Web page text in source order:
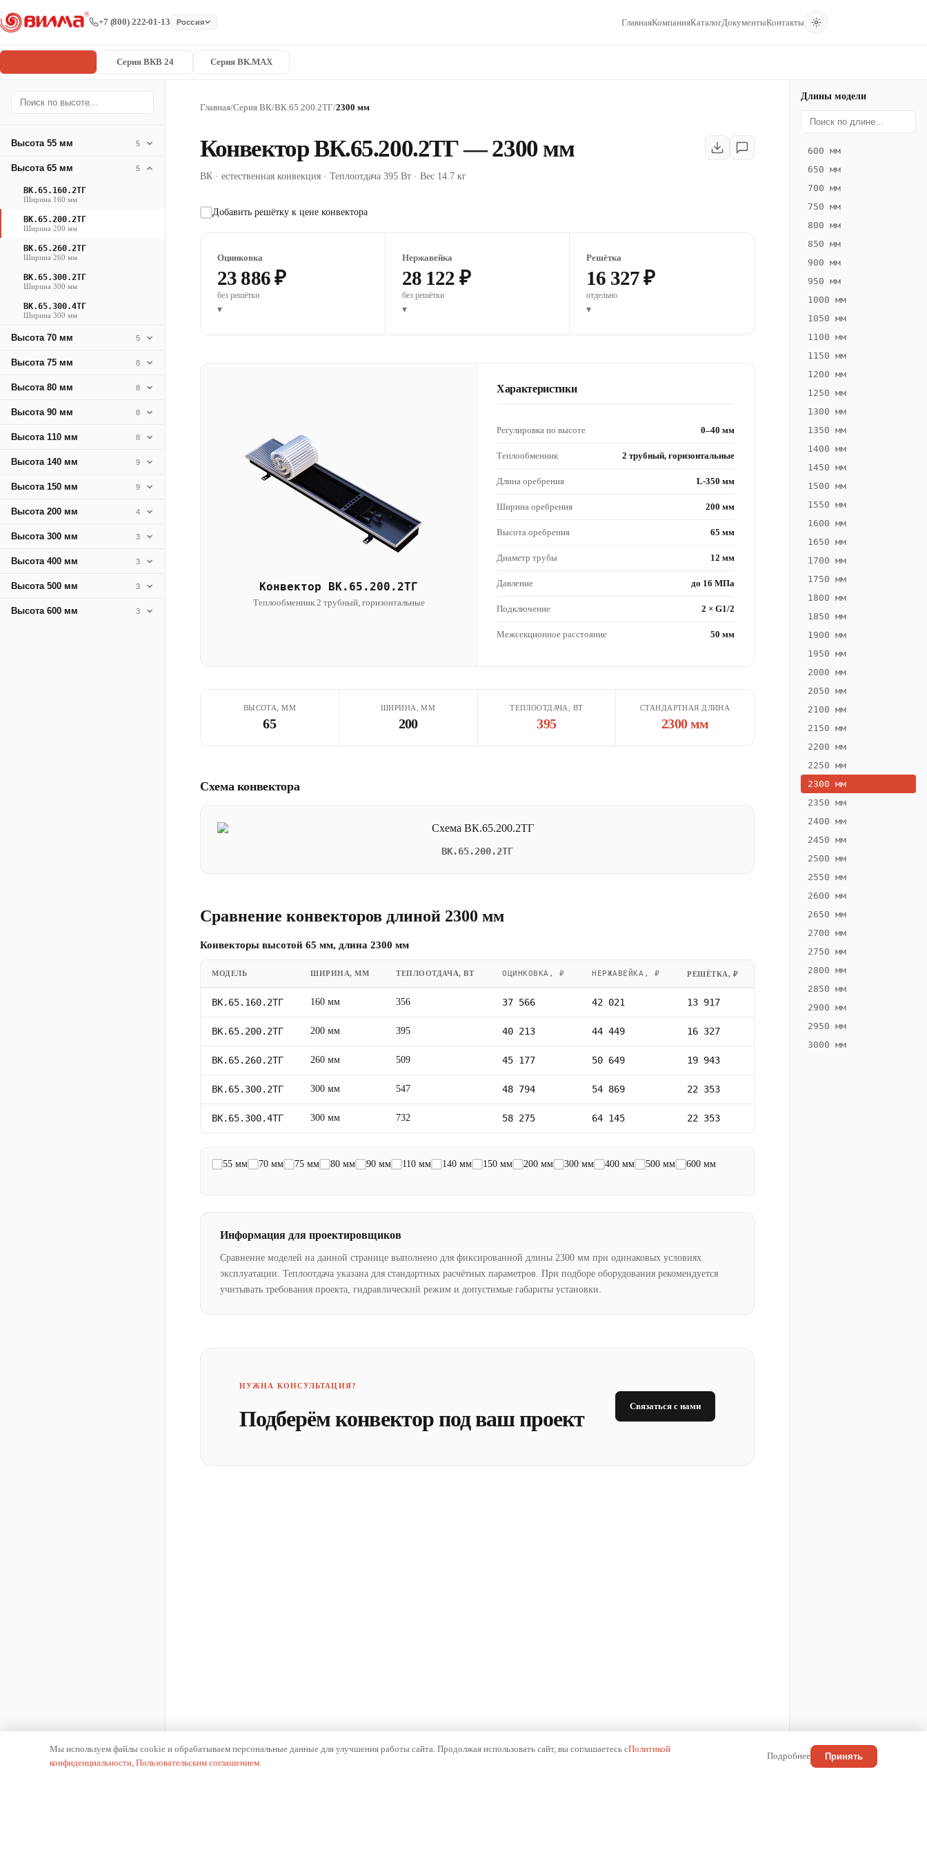
+7 (800) 222-01-13 Россия ГлавнаяКомпанияКаталогДокументыКонтакты
Серия ВКВ 24 Серия ВК.MAX
Высота 55 мм 5
Высота 65 мм 5
ВК.65.160.2ТГ
Ширина 160 мм
ВК.65.200.2ТГ
Ширина 200 мм
ВК.65.260.2ТГ
Ширина 260 мм
ВК.65.300.2ТГ
Ширина 300 мм
ВК.65.300.4ТГ
Ширина 300 мм
Высота 70 мм 5
Высота 75 мм 8
Высота 80 мм 8
Высота 90 мм 8
Высота 110 мм 8
Высота 140 мм 9
Высота 150 мм 9
Высота 200 мм 4
Высота 300 мм 3
Высота 400 мм 3
Высота 500 мм 3
Высота 600 мм 3
Главная/Серия ВК/ВК.65.200.2ТГ/2300 мм
Конвектор ВК.65.200.2ТГ — 2300 мм
ВК · естественная конвекция · Теплоотдача 395 Вт · Вес 14.7 кг
Добавить решётку к цене конвектора
Оцинковка
23 886 ₽
без решётки
▾
Нержавейка
28 122 ₽
без решётки
▾
Решётка
16 327 ₽
отдельно
▾
Конвектор ВК.65.200.2ТГ
Теплообменник 2 трубный, горизонтальные
Характеристики
Регулировка по высоте 0–40 мм
Теплообменник 2 трубный, горизонтальные
Длина оребрения L-350 мм
Ширина оребрения 200 мм
Высота оребрения 65 мм
Диаметр трубы 12 мм
Давление до 16 МПа
Подключение 2 × G1/2
Межсекционное расстояние 50 мм
ВЫСОТА, ММ
65
ШИРИНА, ММ
200
ТЕПЛООТДАЧА, ВТ
395
СТАНДАРТНАЯ ДЛИНА
2300 мм
Схема конвектора
ВК.65.200.2ТГ
Сравнение конвекторов длиной 2300 мм
Конвекторы высотой 65 мм, длина 2300 мм
МОДЕЛЬ ШИРИНА, ММ ТЕПЛООТДАЧА, ВТ ОЦИНКОВКА, ₽ НЕРЖАВЕЙКА, ₽ РЕШЁТКА, ₽
ВК.65.160.2ТГ 160 мм 356 37 566 42 021 13 917
ВК.65.200.2ТГ 200 мм 395 40 213 44 449 16 327
ВК.65.260.2ТГ 260 мм 509 45 177 50 649 19 943
ВК.65.300.2ТГ 300 мм 547 48 794 54 869 22 353
ВК.65.300.4ТГ 300 мм 732 58 275 64 145 22 353
55 мм 70 мм 75 мм 80 мм 90 мм 110 мм 140 мм 150 мм 200 мм 300 мм 400 мм 500 мм 600 мм
Информация для проектировщиков
Сравнение моделей на данной странице выполнено для фиксированной длины 2300 мм при одинаковых условиях
эксплуатации. Теплоотдача указана для стандартных расчётных параметров. При подборе оборудования рекомендуется
учитывать требования проекта, гидравлический режим и допустимые габариты установки.
НУЖНА КОНСУЛЬТАЦИЯ?
Подберём конвектор под ваш проект Связаться с нами
Длины модели
600 мм
650 мм
700 мм
750 мм
800 мм
850 мм
900 мм
950 мм
1000 мм
1050 мм
1100 мм
1150 мм
1200 мм
1250 мм
1300 мм
1350 мм
1400 мм
1450 мм
1500 мм
1550 мм
1600 мм
1650 мм
1700 мм
1750 мм
1800 мм
1850 мм
1900 мм
1950 мм
2000 мм
2050 мм
2100 мм
2150 мм
2200 мм
2250 мм
2300 мм
2350 мм
2400 мм
2450 мм
2500 мм
2550 мм
2600 мм
2650 мм
2700 мм
2750 мм
2800 мм
2850 мм
2900 мм
2950 мм
3000 мм
Мы используем файлы cookie и обрабатываем персональные данные для улучшения работы сайта. Продолжая использовать сайт, вы соглашаетесь сПолитикой
конфиденциальности, Пользовательским соглашением.
Подробнее Принять